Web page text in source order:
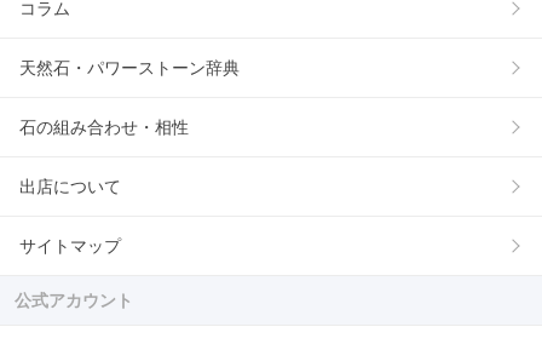
コラム
天然石・パワーストーン辞典
石の組み合わせ・相性
出店について
サイトマップ
公式アカウント